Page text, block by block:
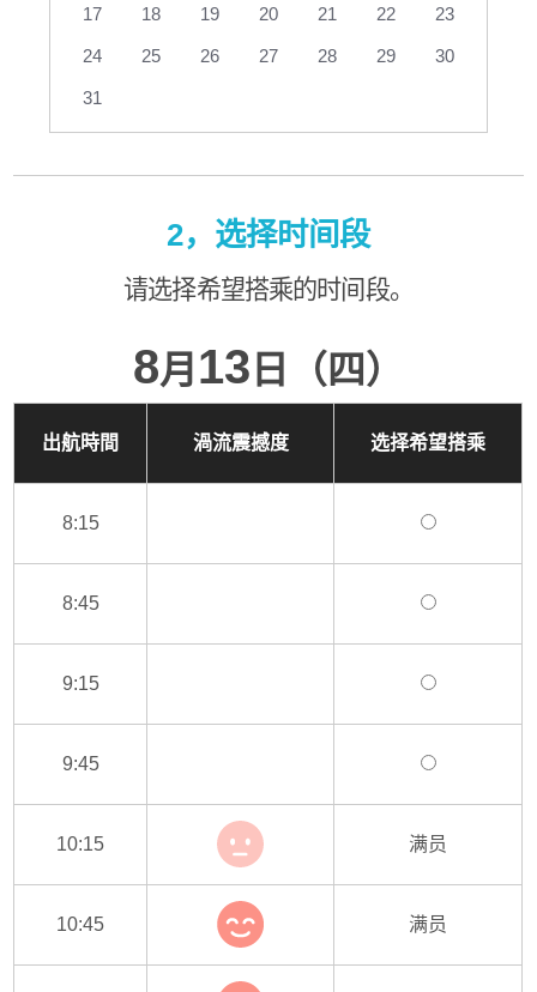
17 18 19 20 21 22 23
24 25 26 27 28 29 30
31
2，选择时间段
请选择希望搭乘的时间段。
8月 13 日（四）
出航時間 渦流震撼度 选择希望搭乘
8:15
8:45
9:15
9:45
10:15 满员
10:45 满员